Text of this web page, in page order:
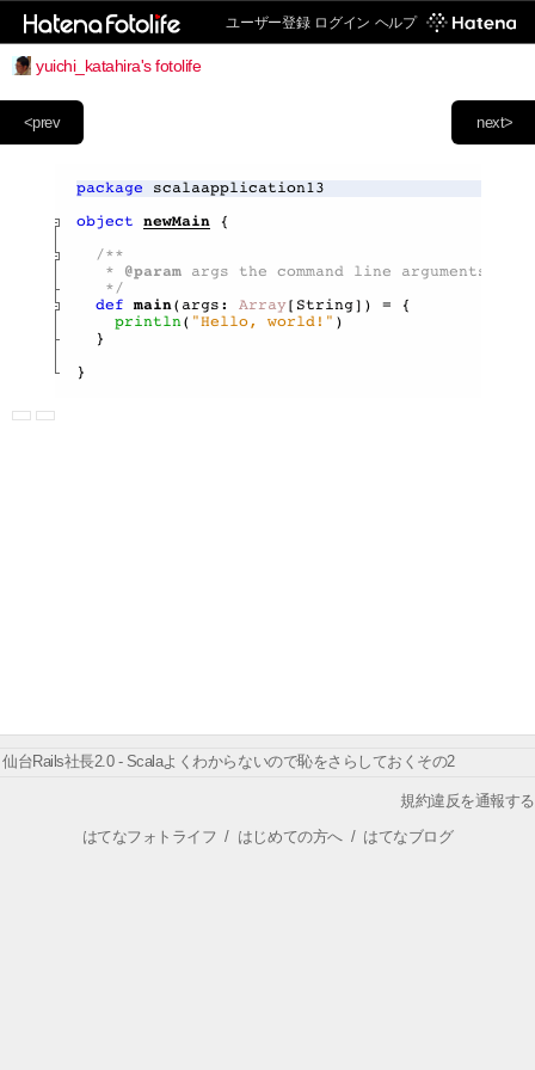
ユーザー登録 ログイン ヘルプ
yuichi_katahira's fotolife
next>
<prev
仙台Rails社長2.0 - Scalaよくわからないので恥をさらしておくその2
規約違反を通報する
はてなフォトライフ / はじめての方へ/ はてなブログ